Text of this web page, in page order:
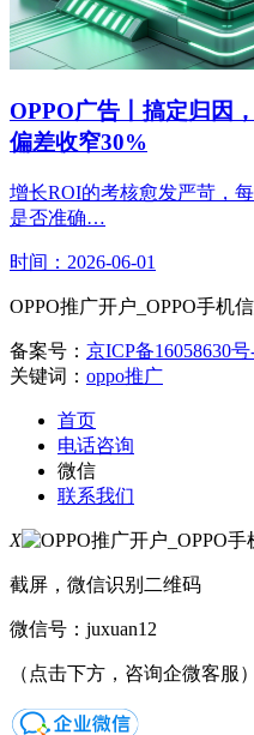
OPPO广告丨搞定归因
偏差收窄30%
增长ROI的考核愈发严苛，
是否准确…
时间：2026-06-01
OPPO推广开户_OPPO手机
备案号： 京ICP备16058630号
关键词： oppo推广
首页
电话咨询
微信
联系我们
X
截屏，微信识别二维码
微信号： juxuan12
（点击下方，咨询企微客服）